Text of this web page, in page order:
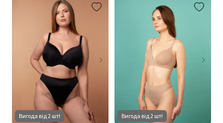
Вигода від 2 шт! Вигода від 2 шт!